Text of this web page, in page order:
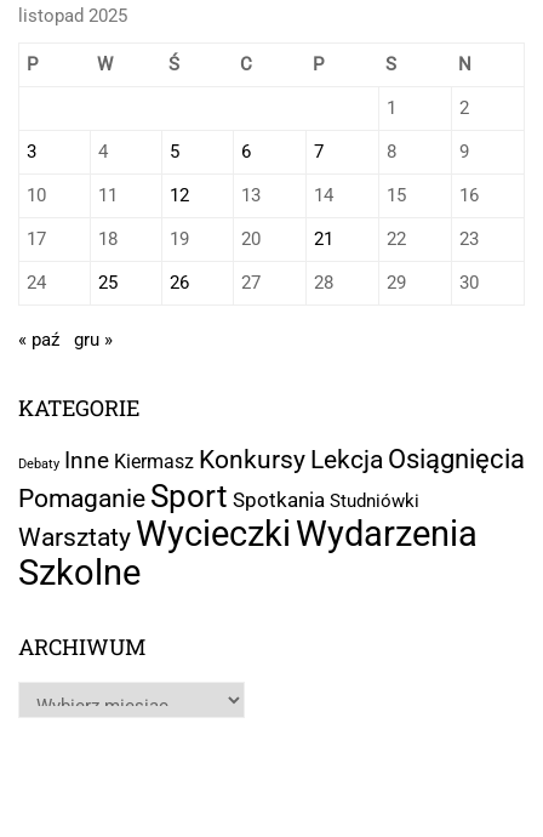
listopad 2025
P W Ś C P S
N
1
2
3
4 5 6 7 8
9
10
11 12 13 14 15
16
17
18 19 20 21 22
23
24
25 26 27 28 29 30
« paź gru »
KATEGORIE
Debaty Inne Kiermasz Konkursy Lekcja Osiągnięcia
Pomaganie Sport Spotkania Studniówki
Warsztaty Wycieczki Wydarzenia
Szkolne
ARCHIWUM